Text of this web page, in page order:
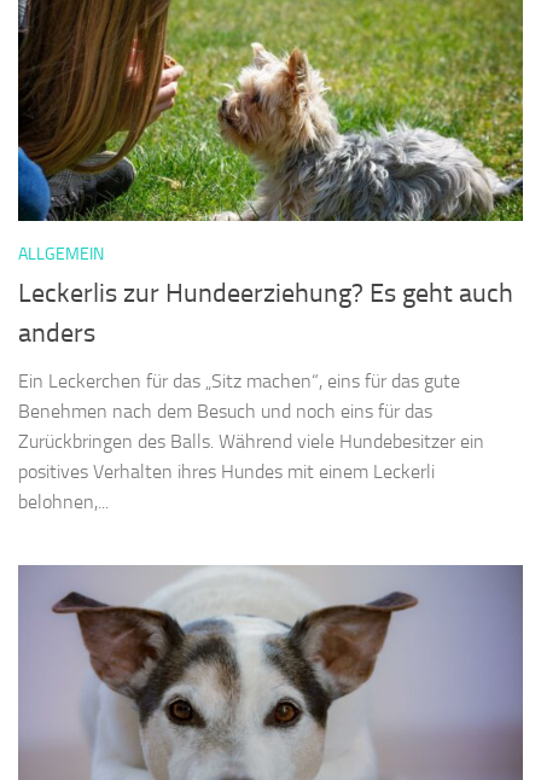
ALLGEMEIN
Leckerlis zur Hundeerziehung? Es geht auch
anders
Ein Leckerchen für das „Sitz machen“, eins für das gute
Benehmen nach dem Besuch und noch eins für das
Zurückbringen des Balls. Während viele Hundebesitzer ein
positives Verhalten ihres Hundes mit einem Leckerli
belohnen,...